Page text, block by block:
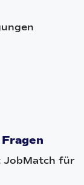
JobMatch für